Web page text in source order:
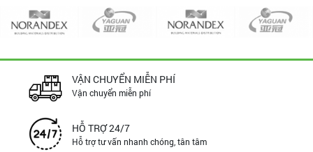
VẬN CHUYỂN MIỄN PHÍ
Vận chuyển miễn phí
HỖ TRỢ 24/7
Hỗ trợ tư vấn nhanh chóng, tân tâm